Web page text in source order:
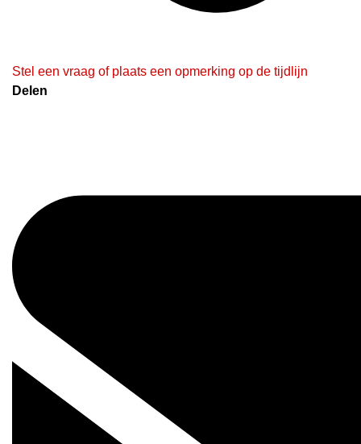
Stel een vraag of plaats een opmerking op de tijdlijn
Delen